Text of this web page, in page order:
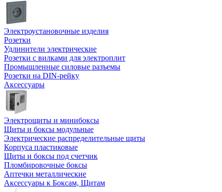
Электроустановочные изделия
Розетки
Удлинители электрические
Розетки с вилками для электроплит
Промышленные силовые разъемы
Розетки на DIN-рейку
Аксессуары
Электрощиты и минибоксы
Щиты и боксы модульные
Электрические распределительные щиты
Корпуса пластиковые
Щиты и боксы под счетчик
Пломбировочные боксы
Аптечки металлические
Аксессуары к Боксам, Щитам